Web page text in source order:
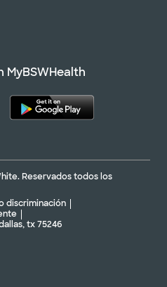
MyBSWHealth
Reservados todos los
discriminación
tx 75246